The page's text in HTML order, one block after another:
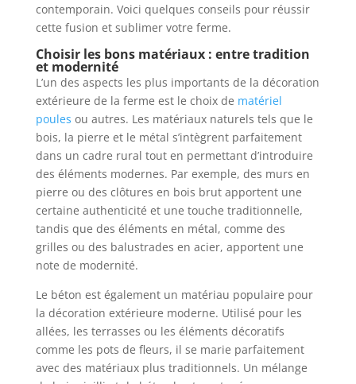
contemporain. Voici quelques conseils pour réussir
cette fusion et sublimer votre ferme.
Choisir les bons matériaux : entre tradition
et modernité
L’un des aspects les plus importants de la décoration
extérieure de la ferme est le choix de matériel
poules ou autres. Les matériaux naturels tels que le
bois, la pierre et le métal s’intègrent parfaitement
dans un cadre rural tout en permettant d’introduire
des éléments modernes. Par exemple, des murs en
pierre ou des clôtures en bois brut apportent une
certaine authenticité et une touche traditionnelle,
tandis que des éléments en métal, comme des
grilles ou des balustrades en acier, apportent une
note de modernité.
Le béton est également un matériau populaire pour
la décoration extérieure moderne. Utilisé pour les
allées, les terrasses ou les éléments décoratifs
comme les pots de fleurs, il se marie parfaitement
avec des matériaux plus traditionnels. Un mélange